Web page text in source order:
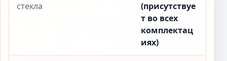
стекла
(присутствуе
т во всех
комплектац
иях)